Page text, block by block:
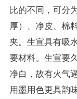
比的不同，可分
厚）、净皮、棉
夹。生宣具有吸
要材料。生宣要
净白，故有火气
用墨用色更具韵